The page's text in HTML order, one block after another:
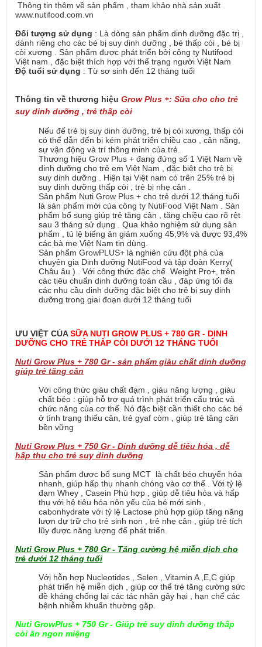
Thông tin thêm về sản phẩm , tham khảo nhà sản xuất
www.nutifood.com.vn
Đối tượng sử dụng : Là dòng sản phẩm dinh dưỡng đặc trị ,
dành riêng cho các bé bị suy dinh dưỡng , bé thấp còi , bé bị
còi xương . Sản phẩm được phát triển bởi công ty Nutifood
Việt nam , đặc biệt thích hợp với thể trạng người Việt Nam
Độ tuổi sử dụng : Từ sơ sinh đến 12 tháng tuổi
Thông tin về thương hiệu Grow Plus +: Sữa cho cho trẻ
suy dinh dưỡng , trẻ thấp còi
Nếu để trẻ bị suy dinh dưỡng, trẻ bị còi xương, thấp còi
có thể dẫn đến bị kém phát triển chiều cao , cân nặng,
sự vận động và trí thông minh của trẻ.
Thương hiệu Grow Plus + đang đứng số 1 Việt Nam về
dinh dưỡng cho trẻ em Việt Nam , đặc biệt cho trẻ bị
suy dinh dưỡng . Hiện tại Việt nam có trên 25% trẻ bị
suy dinh dưỡng thấp còi , trẻ bị nhẹ cân .
Sản phẩm Nuti Grow Plus + cho trẻ dưới 12 tháng tuổi
là sản phẩm mới của công ty NutiFood Việt Nam . Sản
phẩm bổ sung giúp trẻ tăng cân , tăng chiều cao rõ rệt
sau 3 tháng sử dụng . Qua khảo nghiệm sử dụng sản
phẩm , tủ lệ biếng ăn giảm xuống 45,9% và được 93,4%
các bà mẹ Việt Nam tin dùng.
Sản phẩm GrowPLUS+ là nghiên cứu đột phá của
chuyên gia Dinh dưỡng NutiFood và tập đoàn Kerry(
Châu âu ) . Với công thức đặc chế Weight Pro+, trên
các tiêu chuẩn dinh dưỡng toàn cầu , đáp ứng tối đa
các nhu cầu dinh dưỡng đặc biệt cho trẻ bị suy dinh
dưỡng trong giai đoạn dưới 12 tháng tuổi
ƯU VIỆT CỦASỮA NUTI GROW PLUS + 780 GR - DINH
DƯỠNG CHO TRẺ THẤP CÒI DƯỚI 12 THÁNG TUỔI
Nuti Grow Plus + 780 Gr - sản phẩm giàu chất dinh dưỡng
giúp trẻ tăng cân
Với công thức giàu chất đạm , giàu năng lượng , giàu
chất béo : giúp hỗ trợ quá trình phát triển cấu trúc và
chức năng của cơ thể. Nó đặc biệt cần thiết cho các bé
ở tình trạng thiếu cân, trẻ gyaf còm , giúp trẻ tăng cân
bền vững
Nuti Grow Plus + 750 Gr - Dinh dưỡng dễ tiêu hóa , dễ
hấp thụ cho trẻ suy dinh dưỡng
Sản phẩm được bổ sung MCT là chất béo chuyển hóa
nhanh, giúp hấp thụ nhanh chóng vào cơ thể . Với tỷ lệ
đạm Whey , Casein Phù hợp , giúp dễ tiêu hóa và hấp
thụ với hệ tiêu hóa nôn yếu của bé mới sinh ,
cabonhydrate với tỷ lệ Lactose phù hợp giúp tăng năng
lượn dự trữ cho trẻ sinh non , trẻ nhẹ cân , giúp trẻ tích
lũy được năng lượng để phát triển.
Nuti Grow Plus + 780 Gr - Tăng cường hệ miễn dịch cho
trẻ dưới 12 tháng tuổi
Với hỗn hợp Nucleotides , Selen , Vitamin A ,E,C giúp
phát triển hệ miễn dịch , giúp cơ thể trẻ tăng cường sức
đề kháng chống lại các tác nhân gây hại , hạn chế các
bệnh nhiễm khuẩn thường gặp.
Nuti GrowPlus + 750 Gr - Giúp trẻ suy dinh dưỡng thấp
còi ăn ngon miệng